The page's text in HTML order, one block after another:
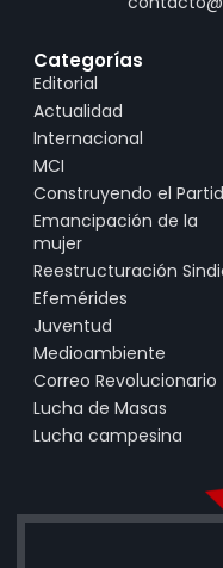
Categorías
Editorial
Actualidad
Internacional
MCI
Construyendo el
Emancipación de la
mujer
Reestructuración
Efemérides
Juventud
Medioambiente
Correo Revolucionario
Lucha de Masas
Lucha campesina